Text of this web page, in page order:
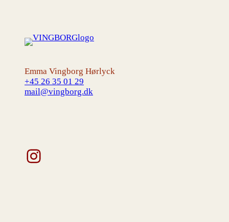
Emma Vingborg Hørlyck
+45 26 35 01 29
mail@vingborg.dk
Instagram